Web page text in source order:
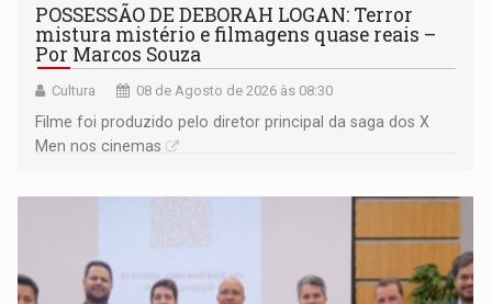
POSSESSÃO DE DEBORAH LOGAN: Terror
mistura mistério e filmagens quase reais –
Por Marcos Souza
Cultura 08 de Agosto de 2026 às 08:30
Filme foi produzido pelo diretor principal da saga dos X
Men nos cinemas